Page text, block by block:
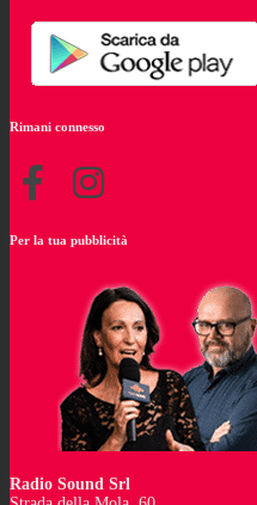
Rimani connesso
Per la tua pubblicità
Radio Sound Srl